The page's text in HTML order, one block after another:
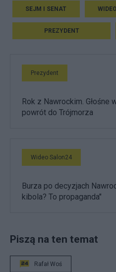
SEJM I SENAT
PREZYDENT
Prezydent
Rok z Nawrockim. Głośne
powrót do Trójmorza
Wideo Salon24
Burza po decyzjach
kibola? To propaganda"
Piszą na ten temat
Rafał Woś